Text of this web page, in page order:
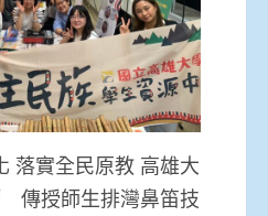
落實全民原教 高雄大
傳授師生排灣鼻笛技